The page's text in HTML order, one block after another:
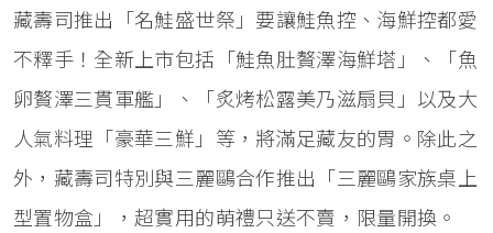
藏壽司推出「名鮭盛世祭」要讓鮭魚控、海鮮控都愛
不釋手！全新上市包括「鮭魚肚贅澤海鮮塔」、「魚
卵贅澤三貫軍艦」、「炙烤松露美乃滋扇貝」以及大
人氣料理「豪華三鮮」等，將滿足藏友的胃。除此之
外，藏壽司特別與三麗鷗合作推出「三麗鷗家族桌上
型置物盒」，超實用的萌禮只送不賣，限量開換。